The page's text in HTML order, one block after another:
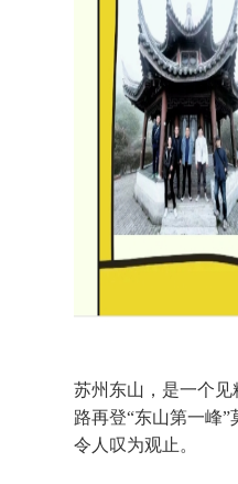
苏州东山，是一个
路再登“东山第一峰
令人叹为观止。